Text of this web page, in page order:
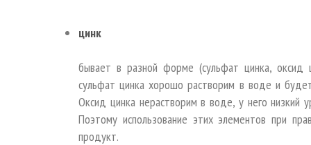
цинк
бывает в разной форме (сульфат цинка, оксид
сульфат цинка хорошо растворим в воде и
Оксид цинка нерастворим в воде, у него низкий
Поэтому использование этих элементов при
продукт.